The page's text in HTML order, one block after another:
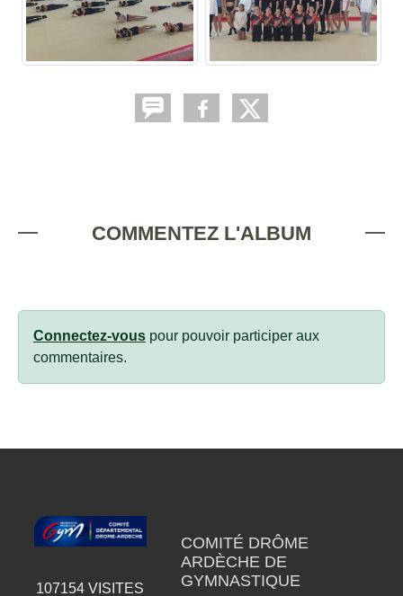
COMMENTEZ L'ALBUM
Connectez-vous pour pouvoir participer aux
commentaires.
107154 VISITES
COMITÉ DRÔME
ARDÈCHE DE
GYMNASTIQUE